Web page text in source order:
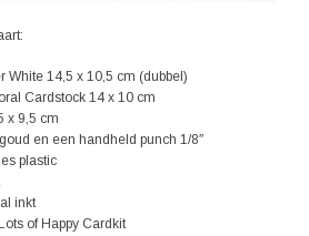
White 14,5 x 10,5 cm (dubbel)
Cardstock 14 x 10 cm
x 9,5 cm
en een handheld punch 1/8″
plastic
inkt
of Happy Cardkit